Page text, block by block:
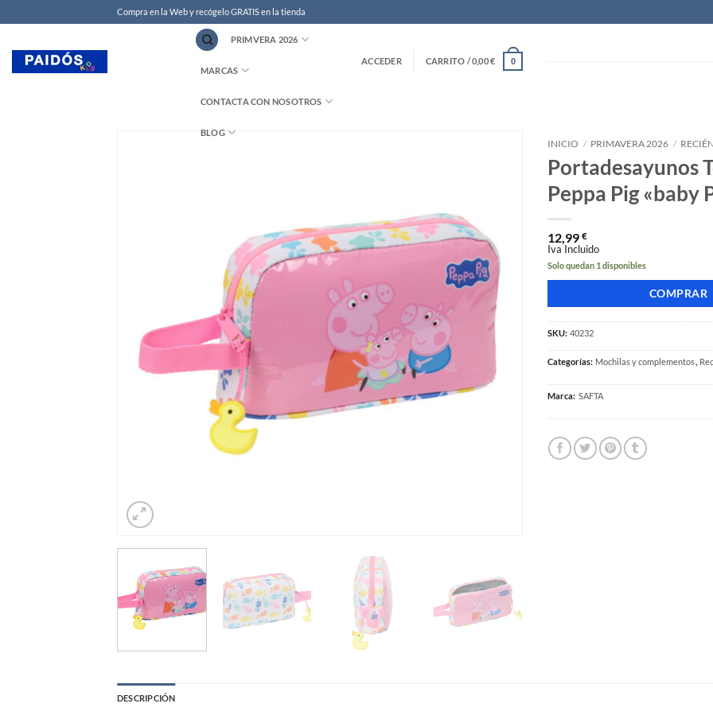
Compra en la Web y recógelo GRATIS en la tienda
PRIMVERA 2026
MARCAS
CONTACTA CON NOSOTROS
BLOG
ACCEDER CARRITO /0,00€ 0
INICIO / PRIMAVERA 2026 /
Portadesayunos
Peppa Pig «baby
12,99 €
Iva Incluido
Solo quedan 1 disponibles
COMPRAR
SKU: 40232
Categorías: Mochilas y complementos
Marca: SAFTA
DESCRIPCIÓN